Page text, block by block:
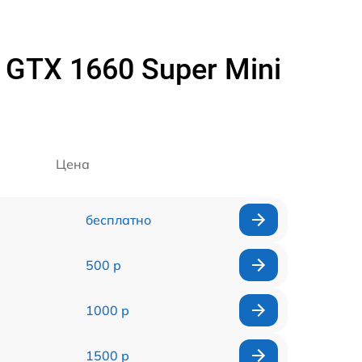
1660 Super Mini
Цена
бесплатно
500 р
1000 р
1500 р